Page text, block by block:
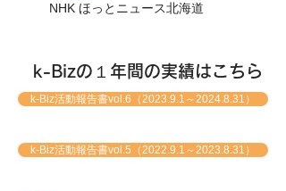
NHK ほっとニュース北海道
k-Bizの１年間の実績はこちら​
k-Biz活動報告書vol.6（2023.9.1～2024.8.31）
k-Biz活動報告書vol.5（2022.9.1～2023.8.31）